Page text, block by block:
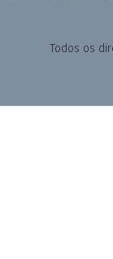
Todos os